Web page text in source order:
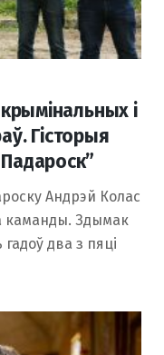
і
Гісторыя
Андрэй Колас
каманды. Здымак
гадоў два з пяці